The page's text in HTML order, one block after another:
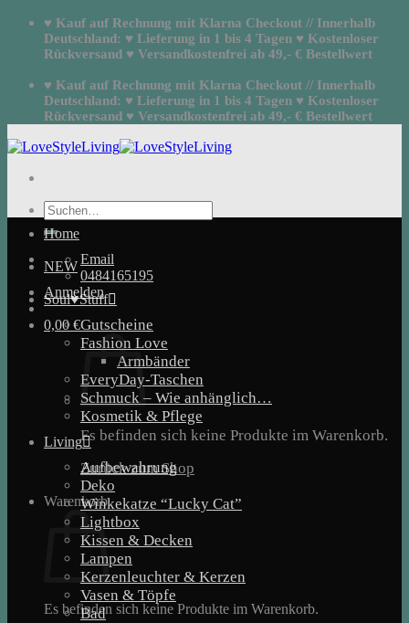
Zum
springen
♥ Kauf auf Rechnung mit Klarna Checkout // Innerhalb
Deutschland: ♥ Lieferung in 1 bis 4 Tagen ♥ Kostenloser
Rückversand ♥ Versandkostenfrei ab 49,- € Bestellwert
♥ Kauf auf Rechnung mit Klarna Checkout // Innerhalb
Deutschland: ♥ Lieferung in 1 bis 4 Tagen ♥ Kostenloser
Rückversand ♥ Versandkostenfrei ab 49,- € Bestellwert
Suchen
nach:
Email
0484165195
Anmelden
0,00€
Es befinden sich keine Produkte im Warenkorb.
Zurück zum Shop
Warenkorb
Es befinden sich keine Produkte im Warenkorb.
Home
NEW
Soul♥Stuff
Gutscheine
Fashion Love
Armbänder
EveryDay-Taschen
Schmuck – Wie anhänglich…
Kosmetik & Pflege
Living
Aufbewahrung
Deko
Winkekatze “Lucky Cat”
Lightbox
Kissen & Decken
Lampen
Kerzenleuchter & Kerzen
Vasen & Töpfe
Bad